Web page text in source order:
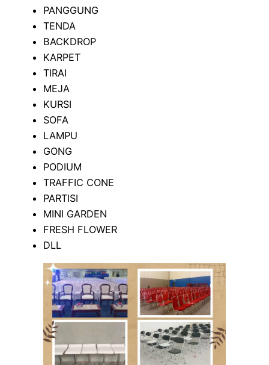
PANGGUNG
TENDA
BACKDROP
KARPET
TIRAI
MEJA
KURSI
SOFA
LAMPU
GONG
PODIUM
TRAFFIC CONE
PARTISI
MINI GARDEN
FRESH FLOWER
DLL